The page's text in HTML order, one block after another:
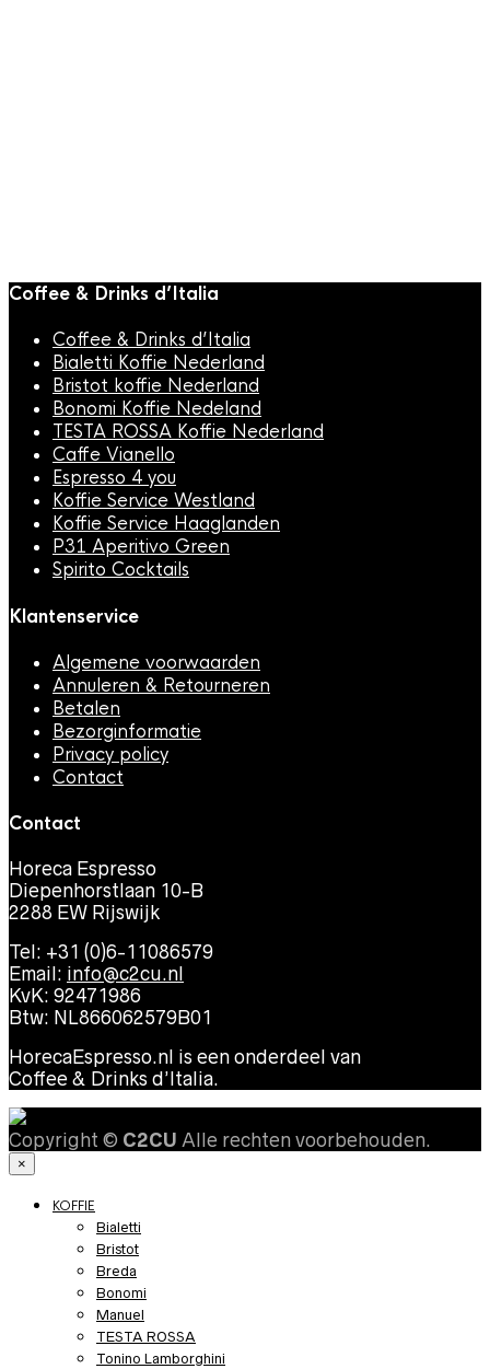
Coffee & Drinks d’Italia
Coffee & Drinks d’Italia
Bialetti Koffie Nederland
Bristot koffie Nederland
Bonomi Koffie Nedeland
TESTA ROSSA Koffie Nederland
Caffe Vianello
Espresso 4 you
Koffie Service Westland
Koffie Service Haaglanden
P31 Aperitivo Green
Spirito Cocktails
Klantenservice
Algemene voorwaarden
Annuleren & Retourneren
Betalen
Bezorginformatie
Privacy policy
Contact
Contact
Horeca Espresso
Diepenhorstlaan 10-B
2288 EW Rijswijk
Tel: +31 (0)6-11086579
Email: info@c2cu.nl
KvK: 92471986
Btw: NL866062579B01
HorecaEspresso.nl is een onderdeel van
Coffee & Drinks d’Italia.
Copyright © C2CU Alle rechten voorbehouden.
×
KOFFIE
Bialetti
Bristot
Breda
Bonomi
Manuel
TESTA ROSSA
Tonino Lamborghini